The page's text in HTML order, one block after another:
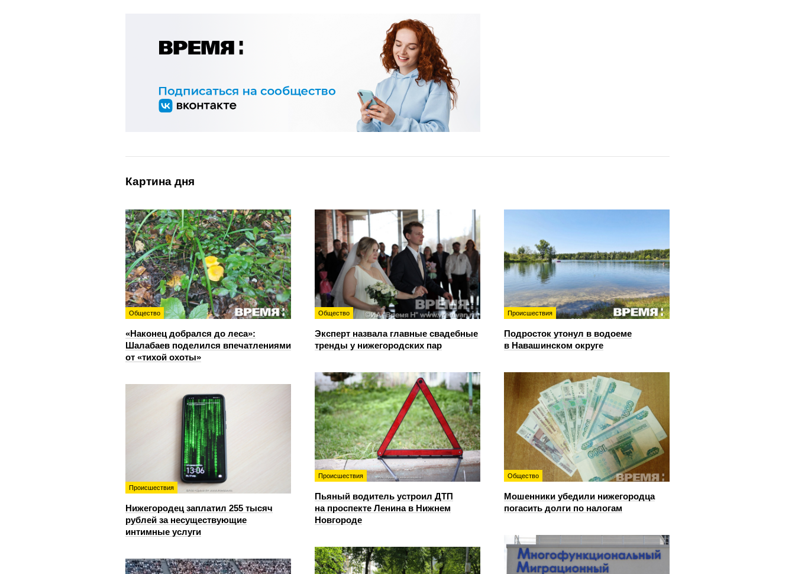
Картина дня
Общество
«Наконец добрался до леса»:
Шалабаев поделился впечатлениями
от «тихой охоты»
Общество
Эксперт назвала главные свадебные
тренды у нижегородских пар
Происшествия
Подросток утонул в водоеме
в Навашинском округе
Происшествия
Пьяный водитель устроил ДТП
на проспекте Ленина в Нижнем
Новгороде
Общество
Мошенники убедили нижегородца
погасить долги по налогам
Происшествия
Нижегородец заплатил 255 тысяч
рублей за несуществующие
интимные услуги